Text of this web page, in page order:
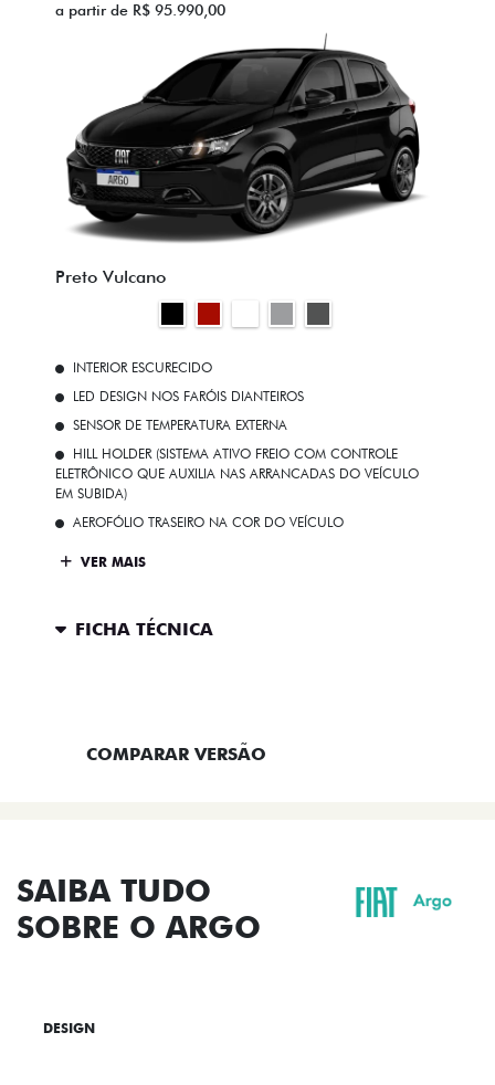
a partir de R$ 95.990,00
Preto Vulcano
INTERIOR ESCURECIDO
LED DESIGN NOS FARÓIS DIANTEIROS
SENSOR DE TEMPERATURA EXTERNA
HILL HOLDER (SISTEMA ATIVO FREIO COM CONTROLE
ELETRÔNICO QUE AUXILIA NAS ARRANCADAS DO VEÍCULO
EM SUBIDA)
AEROFÓLIO TRASEIRO NA COR DO VEÍCULO
VER MAIS
FICHA TÉCNICA
COMPARAR VERSÃO
SAIBA TUDO
SOBRE O ARGO
DESIGN